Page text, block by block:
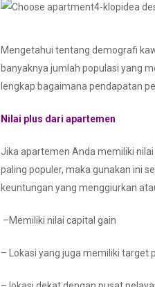
Mengetahui tentang demografi
banyaknya jumlah populasi yang
lengkap bagaimana pendapatan
Nilai plus dari apartemen
Jika apartemen Anda memiliki
paling populer, maka gunakan ini
keuntungan yang menggiurkan
–Memiliki nilai capital gain
– Lokasi yang juga memiliki target